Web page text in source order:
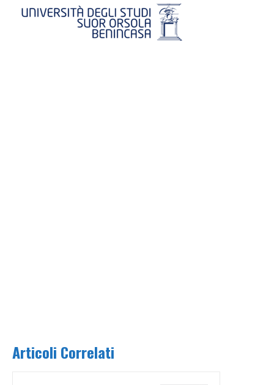
Articoli Correlati